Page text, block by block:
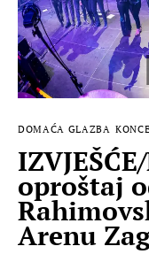
FILM
MUSIC
DOMAĆA GLAZBA
oproštaj
Arenu